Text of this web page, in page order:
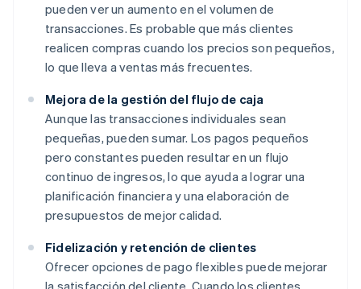
pueden ver un aumento en el volumen de
transacciones. Es probable que más clientes
realicen compras cuando los precios son pequeños,
lo que lleva a ventas más frecuentes.
Mejora de la gestión del flujo de caja
Aunque las transacciones individuales sean
pequeñas, pueden sumar. Los pagos pequeños
pero constantes pueden resultar en un flujo
continuo de ingresos, lo que ayuda a lograr una
planificación financiera y una elaboración de
presupuestos de mejor calidad.
Fidelización y retención de clientes
Ofrecer opciones de pago flexibles puede mejorar